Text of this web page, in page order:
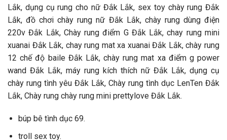
Lắk, dụng cụ rung cho nữ Đắk Lắk, sex toy chày rung Đắk
Lắk, đồ chơi chày rung nữ Đắk Lắk, chày rung dùng điện
220v Đắk Lắk, Chày rung điểm G Đắk Lắk, chay rung mini
xuanai Đắk Lắk, chay rung mat xa xuanai Đắk Lắk, chày rung
12 chế độ baile Đắk Lắk, chày rung mat xa điểm g power
wand Đắk Lắk, máy rung kích thích nữ Đắk Lắk, dụng cụ
chày rung tình yêu Đắk Lắk, Chày rung tình dục LenTen Đắk
Lắk, Chày rung chày rung mini prettylove Đắk Lắk.
búp bê tình dục 69.
troll sex toy.